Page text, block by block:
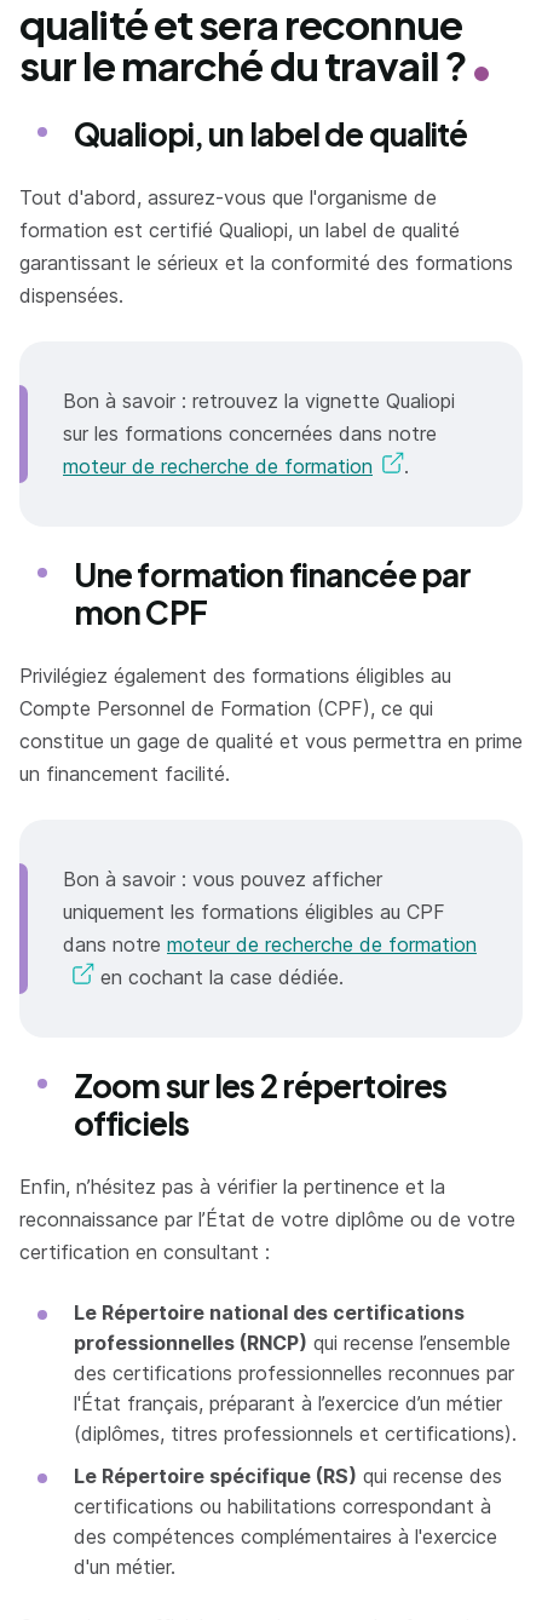
qualité et sera reconnue
sur le marché du travail ?
Qualiopi, un label de qualité
Tout d'abord, assurez-vous que l'organisme de
formation est certifié Qualiopi, un label de qualité
garantissant le sérieux et la conformité des formations
dispensées.
Bon à savoir : retrouvez la vignette Qualiopi
sur les formations concernées dans notre
moteur de recherche de formation
.
Une formation financée par
mon CPF
Privilégiez également des formations éligibles au
Compte Personnel de Formation (CPF), ce qui
constitue un gage de qualité et vous permettra en prime
un financement facilité.
Bon à savoir : vous pouvez afficher
uniquement les formations éligibles au CPF
dans notre moteur de recherche de formation
en cochant la case dédiée.
Zoom sur les 2 répertoires
officiels
Enfin, n’hésitez pas à vérifier la pertinence et la
reconnaissance par l’État de votre diplôme ou de votre
certification en consultant :
Le Répertoire national des certifications
professionnelles (RNCP) qui recense l’ensemble
des certifications professionnelles reconnues par
l'État français, préparant à l’exercice d’un métier
(diplômes, titres professionnels et certifications).
Le Répertoire spécifique (RS) qui recense des
certifications ou habilitations correspondant à
des compétences complémentaires à l'exercice
d'un métier.